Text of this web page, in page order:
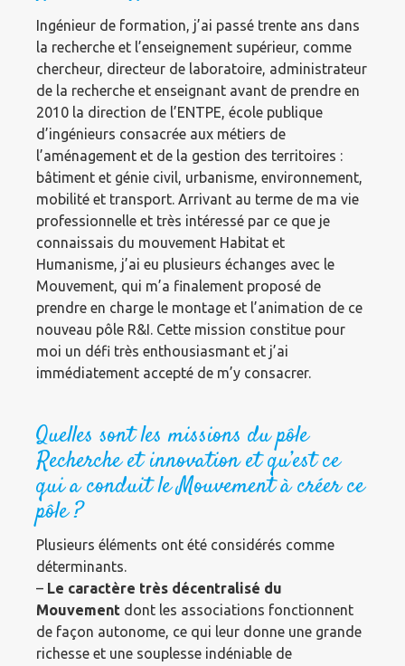
Ingénieur de formation, j’ai passé trente ans dans
la recherche et l’enseignement supérieur, comme
chercheur, directeur de laboratoire, administrateur
de la recherche et enseignant avant de prendre en
2010 la direction de l’ENTPE, école publique
d’ingénieurs consacrée aux métiers de
l’aménagement et de la gestion des territoires :
bâtiment et génie civil, urbanisme, environnement,
mobilité et transport. Arrivant au terme de ma vie
professionnelle et très intéressé par ce que je
connaissais du mouvement Habitat et
Humanisme, j’ai eu plusieurs échanges avec le
Mouvement, qui m’a finalement proposé de
prendre en charge le montage et l’animation de ce
nouveau pôle R&I. Cette mission constitue pour
moi un défi très enthousiasmant et j’ai
immédiatement accepté de m’y consacrer.
Quelles sont les missions du pôle
Recherche et innovation et qu’est ce
qui a conduit le Mouvement à créer ce
pôle ?
Plusieurs éléments ont été considérés comme
déterminants.
– Le caractère très décentralisé du
Mouvement dont les associations fonctionnent
de façon autonome, ce qui leur donne une grande
richesse et une souplesse indéniable de